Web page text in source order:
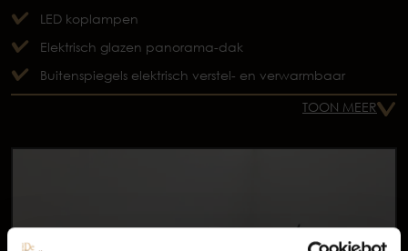
LED koplampen
Elektrisch glazen panorama-dak
Buitenspiegels elektrisch verstel- en verwarmbaar
TOON MEER
Occasions